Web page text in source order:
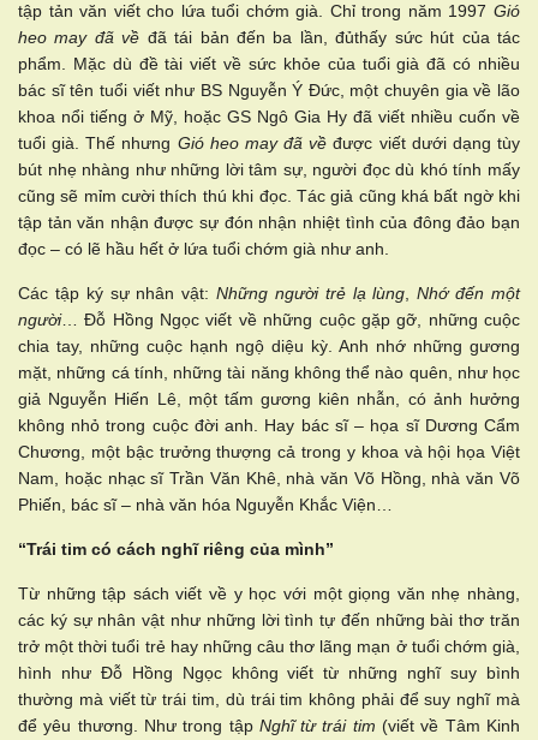
tập tản văn viết cho lứa tuổi chớm già. Chỉ trong năm 1997 Gió
heo may đã về đã tái bản đến ba lần, đủthấy sức hút của tác
phẩm. Mặc dù đề tài viết về sức khỏe của tuổi già đã có nhiều
bác sĩ tên tuổi viết như BS Nguyễn Ý Đức, một chuyên gia về lão
khoa nổi tiếng ở Mỹ, hoặc GS Ngô Gia Hy đã viết nhiều cuốn về
tuổi già. Thế nhưng Gió heo may đã vềđược viết dưới dạng tùy
bút nhẹ nhàng như những lời tâm sự, người đọc dù khó tính mấy
cũng sẽ mỉm cười thích thú khi đọc. Tác giả cũng khá bất ngờ khi
tập tản văn nhận được sự đón nhận nhiệt tình của đông đảo bạn
đọc – có lẽ hầu hết ở lứa tuổi chớm già như anh.
Các tập ký sự nhân vật:Những người trẻ lạ lùng,Nhớ đến một
người… Đỗ Hồng Ngọc viết về những cuộc gặp gỡ, những cuộc
chia tay, những cuộc hạnh ngộ diệu kỳ. Anh nhớ những gương
mặt, những cá tính, những tài năng không thể nào quên, như học
giả Nguyễn Hiến Lê, một tấm gương kiên nhẫn, có ảnh hưởng
không nhỏ trong cuộc đời anh. Hay bác sĩ – họa sĩ Dương Cẩm
Chương, một bậc trưởng thượng cả trong y khoa và hội họa Việt
Nam, hoặc nhạc sĩ Trần Văn Khê, nhà văn Võ Hồng, nhà văn Võ
Phiến, bác sĩ – nhà văn hóa Nguyễn Khắc Viện…
“Trái tim có cách nghĩ riêng của mình”
Từ những tập sách viết về y học với một giọng văn nhẹ nhàng,
các ký sự nhân vật như những lời tình tự đến những bài thơ trăn
trở một thời tuổi trẻ hay những câu thơ lãng mạn ở tuổi chớm già,
hình như Đỗ Hồng Ngọc không viết từ những nghĩ suy bình
thường mà viết từ trái tim, dù trái tim không phải để suy nghĩ mà
để yêu thương. Như trong tập Nghĩ từ trái tim (viết về Tâm Kinh